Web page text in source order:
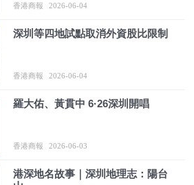
香港商報 2026-06-04
深圳等四地試點取消外資股比限制
香港商報 2026-06-04
羅大佑、黃貫中 6·26深圳開唱
香港商報 2026-06-03
港深地名故事｜深圳地理志：陽台